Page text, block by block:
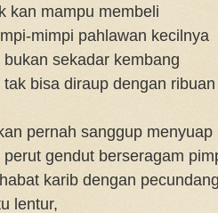
kan mampu membeli
mimpi pahlawan kecilnya
sekadar kembang
bisa diraup dengan ribuan
pernah sanggup menyuap
perut gendut berseragam
karib dengan
lentur,